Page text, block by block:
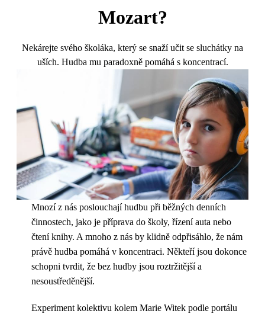
Mozart?
Nekárejte svého školáka, který se snaží učit se sluchátky na
uších. Hudba mu paradoxně pomáhá s koncentrací.
Mnozí z nás poslouchají hudbu při běžných denních
činnostech, jako je příprava do školy, řízení auta nebo
čtení knihy. A mnoho z nás by klidně odpřisáhlo, že nám
právě hudba pomáhá v koncentraci. Někteří jsou dokonce
schopni tvrdit, že bez hudby jsou roztržitější a
nesoustředěnější.
Experiment kolektivu kolem Marie Witek podle portálu